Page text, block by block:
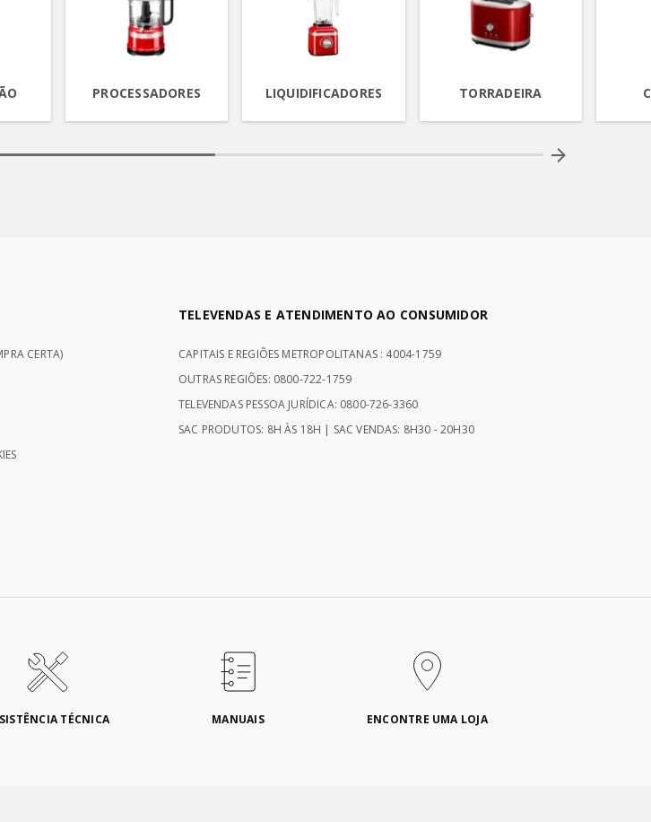
PROCESSADORES LIQUIDIFICADORES TORRADEIRA
CERTA)
TELEVENDAS E ATENDIMENTO AO CONSUMIDOR
CAPITAIS E REGIÕES METROPOLITANAS : 4004-1759
OUTRAS REGIÕES: 0800-722-1759
TELEVENDAS PESSOA JURÍDICA: 0800-726-3360
SAC PRODUTOS: 8H ÀS 18H | SAC VENDAS: 8H30 - 20H30
TÉCNICA MANUAIS ENCONTRE UMA LOJA